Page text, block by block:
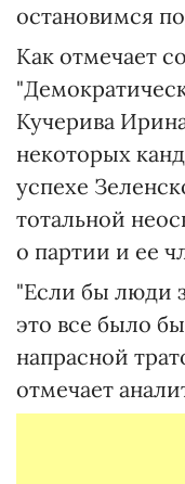
остановимся
Как отмечает
Кучерива
некоторых
успехе
тотальной
о партии и ее
"Если бы люди
это все было
напрасной
отмечает